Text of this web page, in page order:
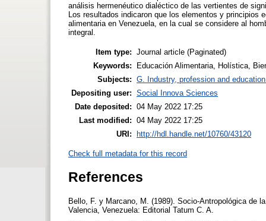
análisis hermenéutico dialéctico de las vertientes de
Los resultados indicaron que los elementos y principios
alimentaria en Venezuela, en la cual se considere al
integral.
Item type: Journal article (Paginated)
Keywords:
Educación Alimentaria, Holística,
Subjects: G. Industry, profession and
Depositing user: Social Innova Sciences
Date deposited: 04 May 2022 17:25
Last modified: 04 May 2022 17:25
URI:
http://hdl.handle.net/10760/43120
Check full metadata for this record
References
Bello, F. y Marcano, M. (1989). Socio-Antropológica de
Valencia, Venezuela: Editorial Tatum C. A.